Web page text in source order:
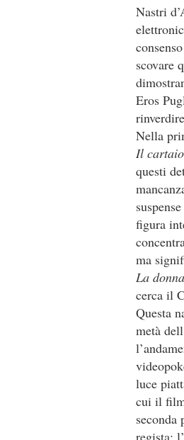
Nastri
scovare
Eros
Nella
Il cartaio
questi
figura
ma
La
cerca il
Questa
metà
luce
cui il
regista: